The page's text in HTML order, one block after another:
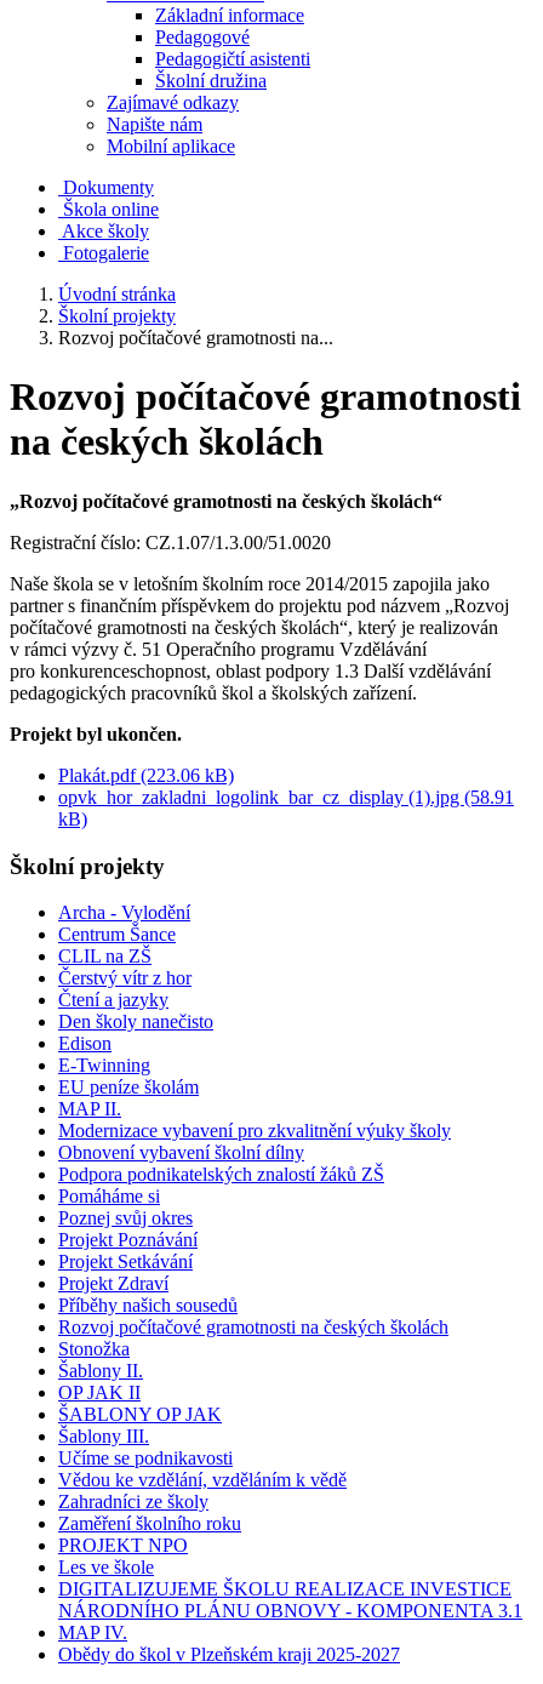
Základní informace
Pedagogové
Pedagogičtí asistenti
Školní družina
Zajímavé odkazy
Napište nám
Mobilní aplikace
Dokumenty
Škola online
Akce školy
Fotogalerie
Úvodní stránka
Školní projekty
Rozvoj počítačové gramotnosti na...
Rozvoj počítačové gramotnosti
na českých školách
„Rozvoj počítačové gramotnosti na českých školách“
Registrační číslo: CZ.1.07/1.3.00/51.0020
Naše škola se v letošním školním roce 2014/2015 zapojila jako
partner s finančním příspěvkem do projektu pod názvem „Rozvoj
počítačové gramotnosti na českých školách“, který je realizován
v rámci výzvy č. 51 Operačního programu Vzdělávání
pro konkurenceschopnost, oblast podpory 1.3 Další vzdělávání
pedagogických pracovníků škol a školských zařízení.
Projekt byl ukončen.
Plakát.pdf (223.06 kB)
opvk_hor_zakladni_logolink_bar_cz_display (1).jpg (58.91
kB)
Školní projekty
Archa - Vylodění
Centrum Šance
CLIL na ZŠ
Čerstvý vítr z hor
Čtení a jazyky
Den školy nanečisto
Edison
E-Twinning
EU peníze školám
MAP II.
Modernizace vybavení pro zkvalitnění výuky školy
Obnovení vybavení školní dílny
Podpora podnikatelských znalostí žáků ZŠ
Pomáháme si
Poznej svůj okres
Projekt Poznávání
Projekt Setkávání
Projekt Zdraví
Příběhy našich sousedů
Rozvoj počítačové gramotnosti na českých školách
Stonožka
Šablony II.
OP JAK II
ŠABLONY OP JAK
Šablony III.
Učíme se podnikavosti
Vědou ke vzdělání, vzděláním k vědě
Zahradníci ze školy
Zaměření školního roku
PROJEKT NPO
Les ve škole
DIGITALIZUJEME ŠKOLU REALIZACE INVESTICE
NÁRODNÍHO PLÁNU OBNOVY - KOMPONENTA 3.1
MAP IV.
Obědy do škol v Plzeňském kraji 2025-2027